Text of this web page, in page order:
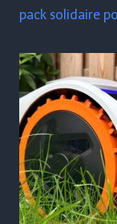
pack solidaire